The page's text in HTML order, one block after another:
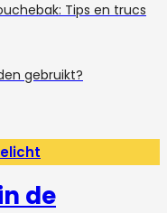
Tips en trucs
gebruikt?
de